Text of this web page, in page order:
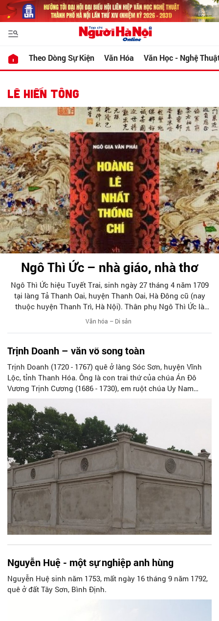
Theo Dòng Sự Kiện Văn Hóa Văn Học - Nghệ
LÊ HIẾN TÔNG
Ngô Thì Ức – nhà giáo, nhà thơ
Ngô Thì Ức hiệu Tuyết Trai, sinh ngày 27 tháng 4 năm 1709
tại làng Tả Thanh Oai, huyện Thanh Oai, Hà Đông cũ (nay
thuộc huyện Thanh Trì, Hà Nội). Thân phụ Ngô Thì Ức là
Ngô Trân, danh sĩ đời Lê Hiển Tông, làm quan đến Đại lí tự
phẩm của Ngô gia được Ngô Thì Điển, con trai cả Ngô Thì
là Ngô gia văn phái.
Văn hóa – Di sản
Trịnh Doanh – văn võ song toàn
Trịnh Doanh (1720 - 1767) quê ở làng Sóc Sơn, huyện Vĩnh
Lộc, tỉnh Thanh Hóa. Ông là con trai thứ của chúa Án Đô
Vương Trịnh Cương (1686 - 1730), em ruột chúa Uy Nam
vương Trịnh Giang (1711 - 1761).
Nguyễn Huệ - một sự nghiệp anh hùng
Nguyễn Huệ sinh năm 1753, mất ngày 16 tháng 9 năm 1792,
quê ở đất Tây Sơn, Bình Định.